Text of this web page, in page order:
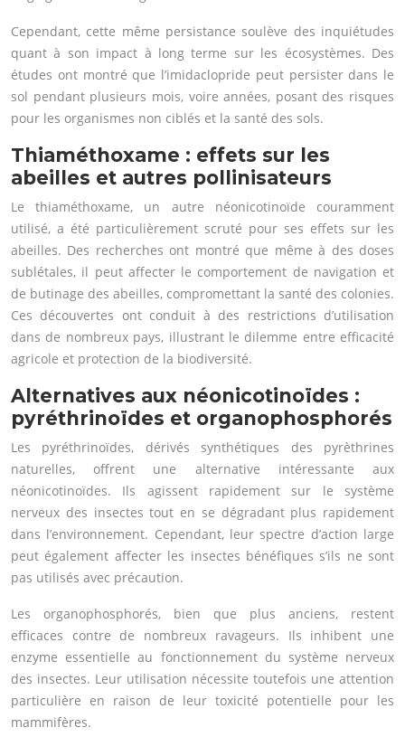
Cependant, cette même persistance soulève des inquiétudes
quant à son impact à long terme sur les écosystèmes. Des
études ont montré que l’imidaclopride peut persister dans le
sol pendant plusieurs mois, voire années, posant des risques
pour les organismes non ciblés et la santé des sols.
Thiaméthoxame : effets sur les
abeilles et autres pollinisateurs
Le thiaméthoxame, un autre néonicotinoïde couramment
utilisé, a été particulièrement scruté pour ses effets sur les
abeilles. Des recherches ont montré que même à des doses
sublétales, il peut affecter le comportement de navigation et
de butinage des abeilles, compromettant la santé des colonies.
Ces découvertes ont conduit à des restrictions d’utilisation
dans de nombreux pays, illustrant le dilemme entre efficacité
agricole et protection de la biodiversité.
Alternatives aux néonicotinoïdes :
pyréthrinoïdes et organophosphorés
Les pyréthrinoïdes, dérivés synthétiques des pyrèthrines
naturelles, offrent une alternative intéressante aux
néonicotinoïdes. Ils agissent rapidement sur le système
nerveux des insectes tout en se dégradant plus rapidement
dans l’environnement. Cependant, leur spectre d’action large
peut également affecter les insectes bénéfiques s’ils ne sont
pas utilisés avec précaution.
Les organophosphorés, bien que plus anciens, restent
efficaces contre de nombreux ravageurs. Ils inhibent une
enzyme essentielle au fonctionnement du système nerveux
des insectes. Leur utilisation nécessite toutefois une attention
particulière en raison de leur toxicité potentielle pour les
mammifères.